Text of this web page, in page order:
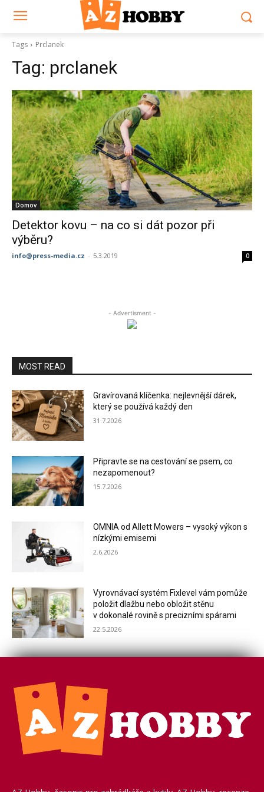
Tags Prclanek
Tag: prclanek
Domov
Detektor kovu – na co si dát pozor při
výběru?
info@press-media.cz - 5.3.2019 0
- Advertisment -
MOST READ
Gravírovaná klíčenka: nejlevnější dárek,
který se používá každý den
31.7.2026
Připravte se na cestování se psem, co
nezapomenout?
15.7.2026
OMNIA od Allett Mowers – vysoký výkon s
nízkými emisemi
2.6.2026
Vyrovnávací systém Fixlevel vám pomůže
položit dlažbu nebo obložit stěnu
v dokonalé rovině s precizními spárami
22.5.2026